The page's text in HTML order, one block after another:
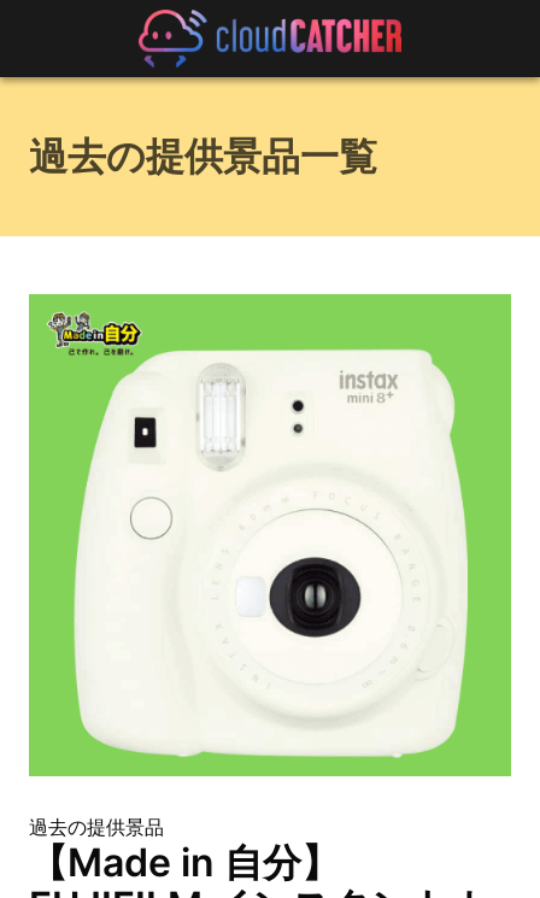
過去の提供景品一覧
過去の提供景品
【Made in 自分】